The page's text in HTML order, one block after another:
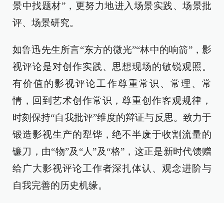
景中找题材”，更努力地进入场景实践、场景批
评、场景研究。
如鲁迅先生所言“东方的微光”“林中的响箭”，影
视评论是对创作实践、思想现场的敏锐观照。
有价值的影视评论工作尊重常识、常理、常
情，回到艺术创作常识，尊重创作客观规律，
时刻保持“自我批评”维度的辩证与反思。致力于
锻造影视生产的犁铧，绝不半废于收割流量的
镰刀，由“物”及“人”及“格”，这正是新时代馈赠
给广大影视评论工作者深扎体认、观念进阶与
自我完善的历史机缘。